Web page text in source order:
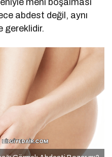
abdest değil, aynı
gereklidir.